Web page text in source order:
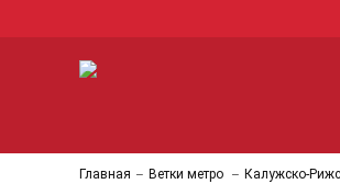
Главная Ветки метро Калужско-